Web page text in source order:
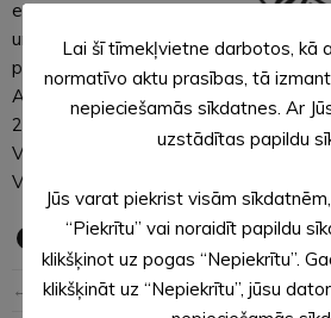
ekspertu slēdzienam
un turpmāko lēmumu
pieņemšanai, “LVC”
Alūksnes nodaļa no
28.06.2018. slēdz satiksmi pār tiltu.
V389 Lāzberģis – Šļukums, Ziemeru
Vengerski, V383 Lucka – Alūksne,
← Iepriekšējā ziņa
Lai šī tīmekļvietne darbotos, kā
normatīvo aktu prasības, tā
nepieciešamās sīkdatnes. Ar
uzstādītas papildu
Jūs varat piekrist visām
“Piekrītu” vai noraidīt papildu
klikšķinot uz pogas “Nepiekrītu”.
klikšķināt uz “Nepiekrītu”, jūsu